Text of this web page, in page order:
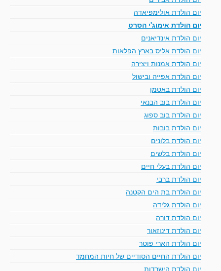
יום הולדת אולימפיאדה
יום הולדת אימוג'י הסרט
יום הולדת אינדיאנים
יום הולדת אליס בארץ הפלאות
יום הולדת אמנות ויצירה
יום הולדת אפייה ובישול
יום הולדת באטמן
יום הולדת בוב הבנאי
יום הולדת בוב ספוג
יום הולדת בובות
יום הולדת בלונים
יום הולדת בלשים
יום הולדת בעלי חיים
יום הולדת ברבי
יום הולדת בת הים הקטנה
יום הולדת גלידה
יום הולדת דורה
יום הולדת דינוזאור
יום הולדת הארי פוטר
יום הולדת החיים הסודיים של חיות המחמד
יום הולדת הישרדות